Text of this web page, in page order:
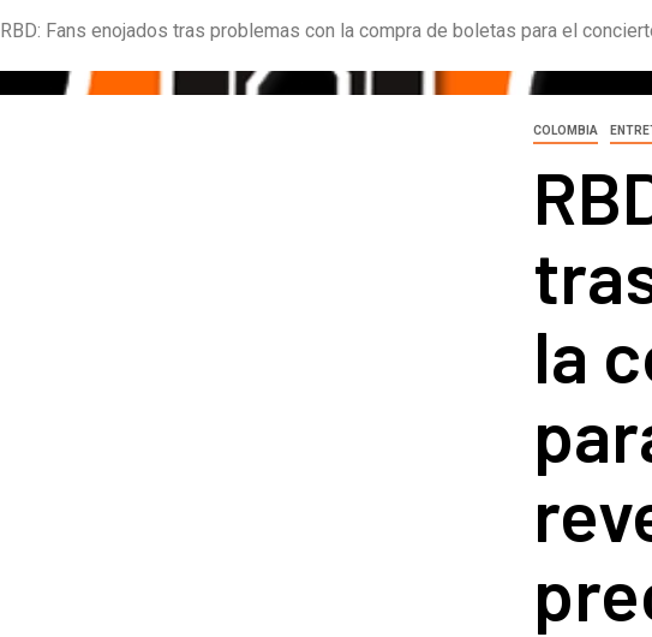
RBD: Fans enojados tras problemas con la compra de boletas para el
COLOMBIA
la